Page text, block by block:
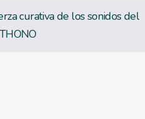
curativa de los sonidos del
THONO